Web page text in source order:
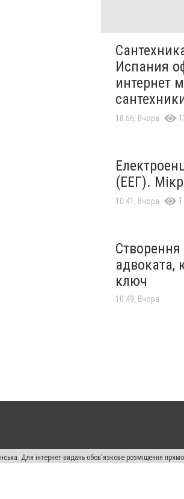
Испания
интернет
18:56, Вчора
(ЕЕГ).
10:41, Вчора 1
Створення
адвоката,
ключ
10:49, Вчора
Для інтернет-видань обов'язкове розміщення